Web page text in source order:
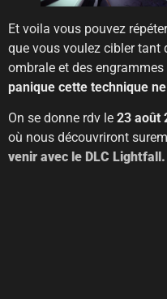
Et voila vous pouvez
que vous voulez cibler tant
ombrale et des
panique cette technique
On se donne rdv le 23 août
où nous découvriront
venir avec le DLC Lightfall.